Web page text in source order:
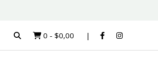
0 - $0,00